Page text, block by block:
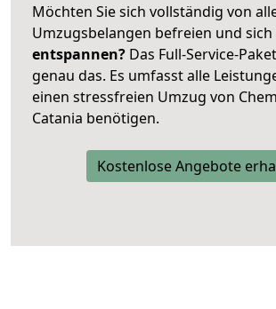
Möchten Sie sich vollständig von
Umzugsbelangen befreien und
entspannen? Das Full-Service-
genau das. Es umfasst alle
einen stressfreien Umzug von
Catania benötigen.
Kostenlose Angebote